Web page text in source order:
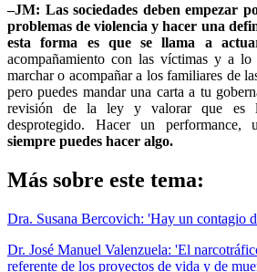
–JM: Las sociedades deben empezar
problemas de violencia y hacer una
esta forma es que se llama a
acompañamiento con las víctimas y a
marchar o acompañar a los familiares de
pero puedes mandar una carta a tu
revisión de la ley y valorar que es
desprotegido. Hacer un performance,
siempre puedes hacer algo.
Más sobre este tema:
Dra. Susana Bercovich: 'Hay un contagio
Dr. José Manuel Valenzuela: 'El
referente de los proyectos de vida y de